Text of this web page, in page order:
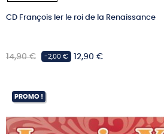
CD François Ier le roi de la Renaissance
Prix
14,90 € -2,00 € Prix
12,90 €
PROMO !